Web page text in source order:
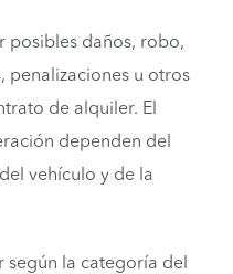
posibles daños, robo,
penalizaciones u otros
de alquiler. El
dependen del
vehículo y de la
según la categoría del